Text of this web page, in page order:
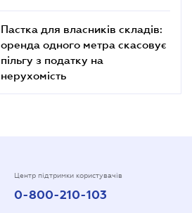
Пастка для власників складів:
оренда одного метра скасовує
пільгу з податку на
нерухомість
Центр підтримки користувачів
0-800-210-103